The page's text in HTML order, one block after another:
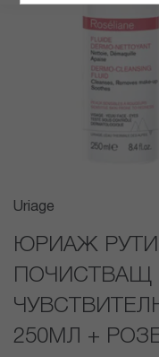
Преминете
началото
галерия
със
снимки
Uriage
ЮРИАЖ
ПОЧИСТВАЩ
250МЛ +